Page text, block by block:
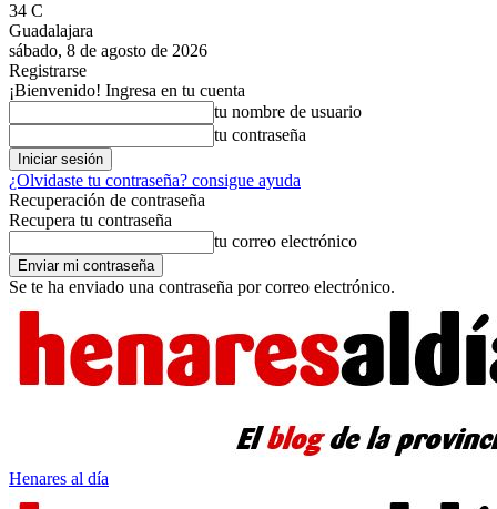
34 C
Guadalajara
sábado, 8 de agosto de 2026
Registrarse
¡Bienvenido! Ingresa en tu cuenta
tu nombre de usuario
tu contraseña
¿Olvidaste tu contraseña? consigue ayuda
Recuperación de contraseña
Recupera tu contraseña
tu correo electrónico
Se te ha enviado una contraseña por correo electrónico.
Henares al día